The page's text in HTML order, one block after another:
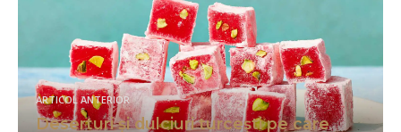
ARTICOL ANTERIOR
Deserturi și dulciuri turcești pe care